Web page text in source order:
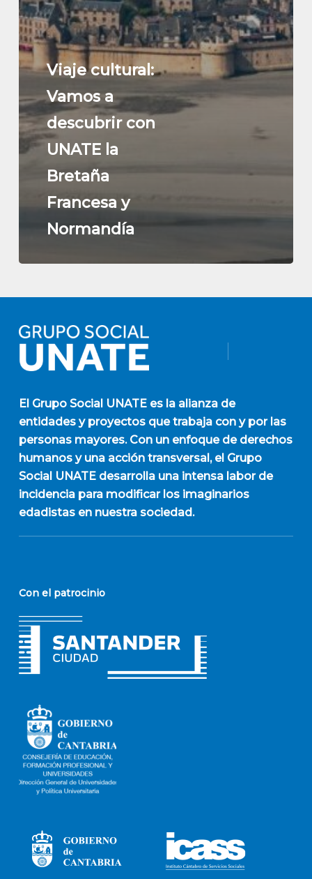
Viaje cultural:
Vamos a
descubrir con
UNATE la
Bretaña
Francesa y
Normandía
El Grupo Social UNATEes la alianza de
entidades y proyectos que trabaja con y por las
personas mayores. Con un enfoque de derechos
humanos y una acción transversal, el Grupo
Social UNATE desarrolla una intensa labor de
incidencia para modificar los imaginarios
edadistas en nuestra sociedad.
Con el patrocinio